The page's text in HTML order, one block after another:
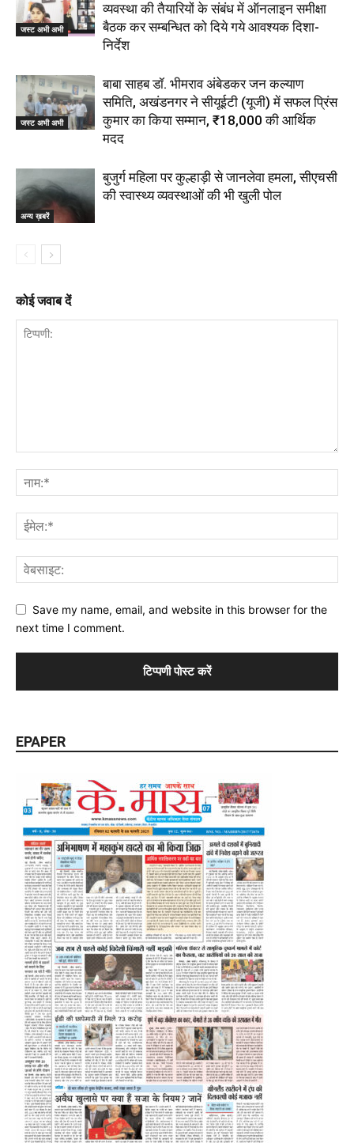
जस्ट अभी अभी
व्यवस्था की तैयारियों के संबंध में ऑनलाइन समीक्षा
बैठक कर सम्बन्धित को दिये गये आवश्यक दिशा-
निर्देश
जस्ट अभी अभी
बाबा साहब डॉ. भीमराव अंबेडकर जन कल्याण
समिति, अखंडनगर ने सीयूईटी (यूजी) में सफल प्रिंस
कुमार का किया सम्मान, ₹18,000 की आर्थिक
मदद
अन्य ख़बरें
बुजुर्ग महिला पर कुल्हाड़ी से जानलेवा हमला, सीएचसी
की स्वास्थ्य व्यवस्थाओं की भी खुली पोल
कोई जवाब दें
Save my name, email, and website in this browser for the
next time I comment.
EPAPER